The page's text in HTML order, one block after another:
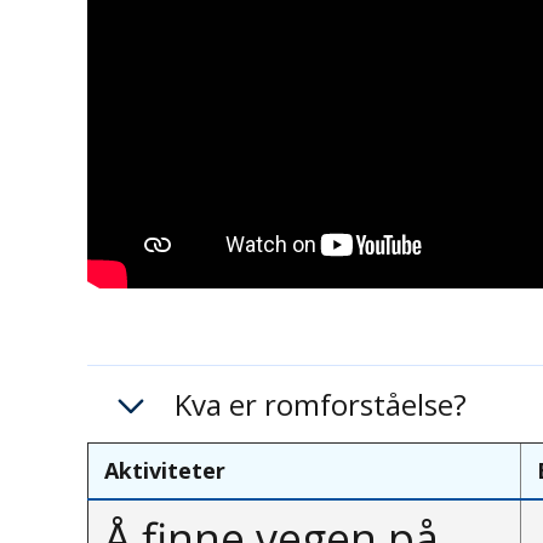
Kva er romforståelse?
Aktiviteter